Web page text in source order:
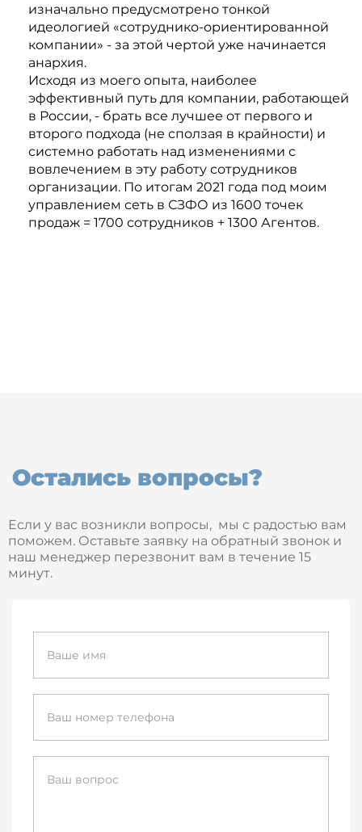
изначально предусмотрено тонкой
идеологией «сотруднико-ориентированной
компании» - за этой чертой уже начинается
анархия.
Исходя из моего опыта, наиболее
эффективный путь для компании, работающей
в России, - брать все лучшее от первого и
второго подхода (не сползая в крайности) и
системно работать над изменениями с
вовлечением в эту работу сотрудников
организации. По итогам 2021 года под моим
управлением сеть в СЗФО из 1600 точек
продаж = 1700 сотрудников + 1300 Агентов.
Остались вопросы?
Если у вас возникли вопросы, мы с радостью вам
поможем. Оставьте заявку на обратный звонок и
наш менеджер перезвонит вам в течение 15
минут.